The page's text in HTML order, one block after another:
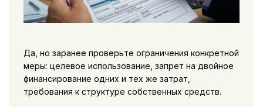
Да, но заранее проверьте ограничения конкретной
меры: целевое использование, запрет на двойное
финансирование одних и тех же затрат,
требования к структуре собственных средств.